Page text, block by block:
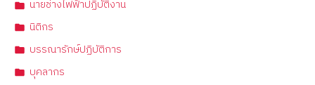
นายช่างไฟฟ้าปฏิบัติงาน
นิติกร
บรรณารักษ์ปฏิบัติการ
บุคลากร